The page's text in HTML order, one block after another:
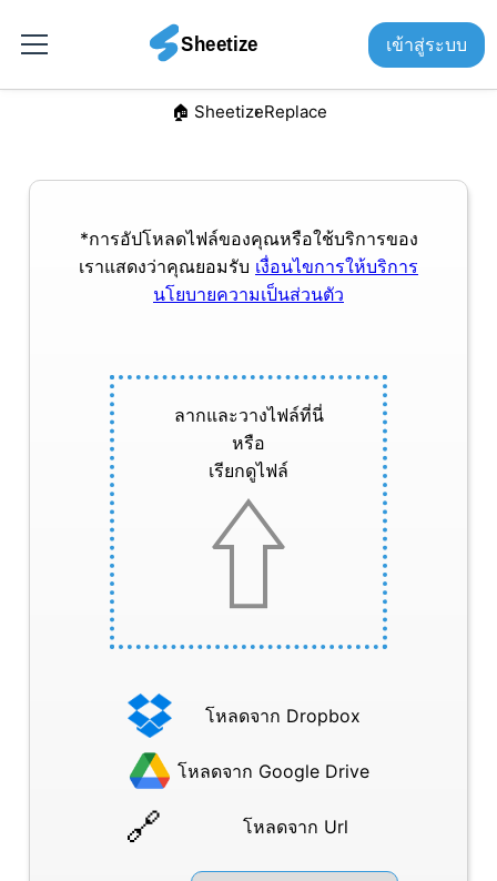
เข้าสู่ระบบ
🏠︎ SheetizeReplace
*การอัปโหลดไฟล์ของคุณหรือใช้บริการของ
เราแสดงว่าคุณยอมรับ เงื่อนไขการให้บริการ
นโยบายความเป็นส่วนตัว
ลากและวางไฟล์ที่นี่
หรือ
เรียกดูไฟล์
โหลดจาก Dropbox
โหลดจาก Google Drive
โหลดจาก Url